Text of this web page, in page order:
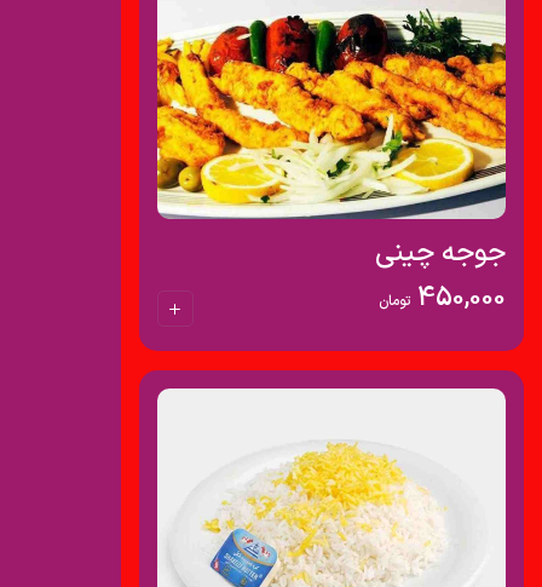
جوجه چینی
450,000 تومان